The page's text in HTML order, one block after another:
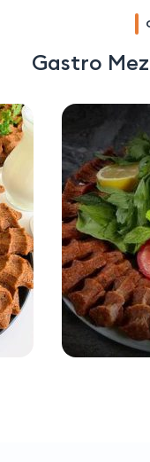
Gastro